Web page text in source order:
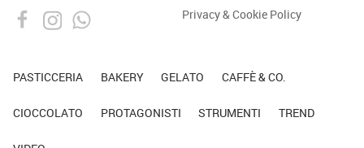
Privacy & Cookie Policy
PASTICCERIA BAKERY GELATO CAFFÈ & CO.
CIOCCOLATO PROTAGONISTI STRUMENTI TREND